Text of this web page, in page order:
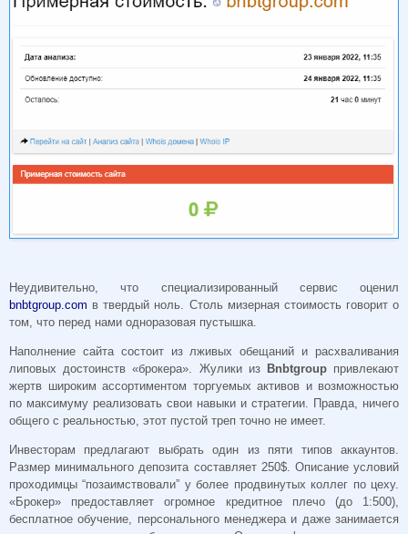
Неудивительно, что специализированный сервис оценил
bnbtgroup.com в твердый ноль. Столь мизерная стоимость говорит о
том, что перед нами одноразовая пустышка.
Наполнение сайта состоит из лживых обещаний и расхваливания
липовых достоинств «брокера». Жулики из Bnbtgroupпривлекают
жертв широким ассортиментом торгуемых активов и возможностью
по максимуму реализовать свои навыки и стратегии. Правда, ничего
общего с реальностью, этот пустой треп точно не имеет.
Инвесторам предлагают выбрать один из пяти типов аккаунтов.
Размер минимального депозита составляет 250$. Описание условий
проходимцы “позаимствовали” у более продвинутых коллег по цеху.
«Брокер» предоставляет огромное кредитное плечо (до 1:500),
бесплатное обучение, персонального менеджера и даже занимается